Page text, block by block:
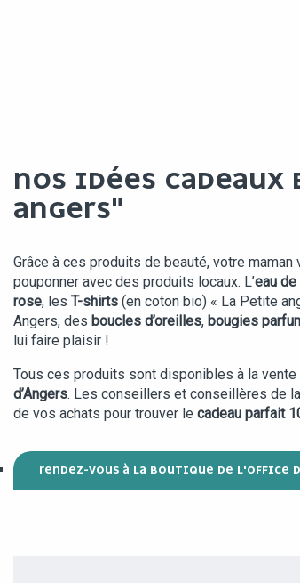
NOS IDÉES
ANGERS"
Grâce à ces produits de beauté, votre
pouponner avec des produits locaux. L’eau
rose, les T-shirts (en coton bio) « La Petite
Angers, des boucles d’oreilles, bougies
lui faire plaisir !
Tous ces produits sont disponibles à la vente
d’Angers. Les conseillers et conseillères de
de vos achats pour trouver le cadeau parfait
RENDEZ-VOUS À LA BOUTIQUE DE L'OFFICE